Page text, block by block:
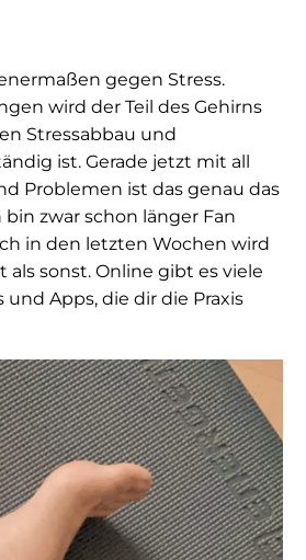
gegen Stress.
wird der Teil des Gehirns
Stressabbau und
ist. Gerade jetzt mit all
Problemen ist das genau das
zwar schon länger Fan
in den letzten Wochen wird
als sonst. Online gibt es viele
und Apps, die dir die Praxis